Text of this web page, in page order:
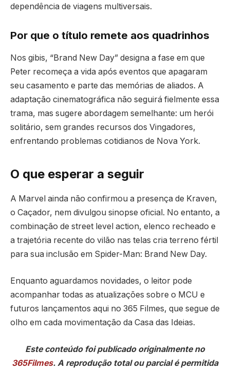
dependência de viagens multiversais.
Por que o título remete aos quadrinhos
Nos gibis, “Brand New Day” designa a fase em que
Peter recomeça a vida após eventos que apagaram
seu casamento e parte das memórias de aliados. A
adaptação cinematográfica não seguirá fielmente essa
trama, mas sugere abordagem semelhante: um herói
solitário, sem grandes recursos dos Vingadores,
enfrentando problemas cotidianos de Nova York.
O que esperar a seguir
A Marvel ainda não confirmou a presença de Kraven,
o Caçador, nem divulgou sinopse oficial. No entanto, a
combinação de street level action, elenco recheado e
a trajetória recente do vilão nas telas cria terreno fértil
para sua inclusão em Spider-Man: Brand New Day.
Enquanto aguardamos novidades, o leitor pode
acompanhar todas as atualizações sobre o MCU e
futuros lançamentos aqui no 365 Filmes, que segue de
olho em cada movimentação da Casa das Ideias.
Este conteúdo foi publicado originalmente no
365Filmes. A reprodução total ou parcial é permitida